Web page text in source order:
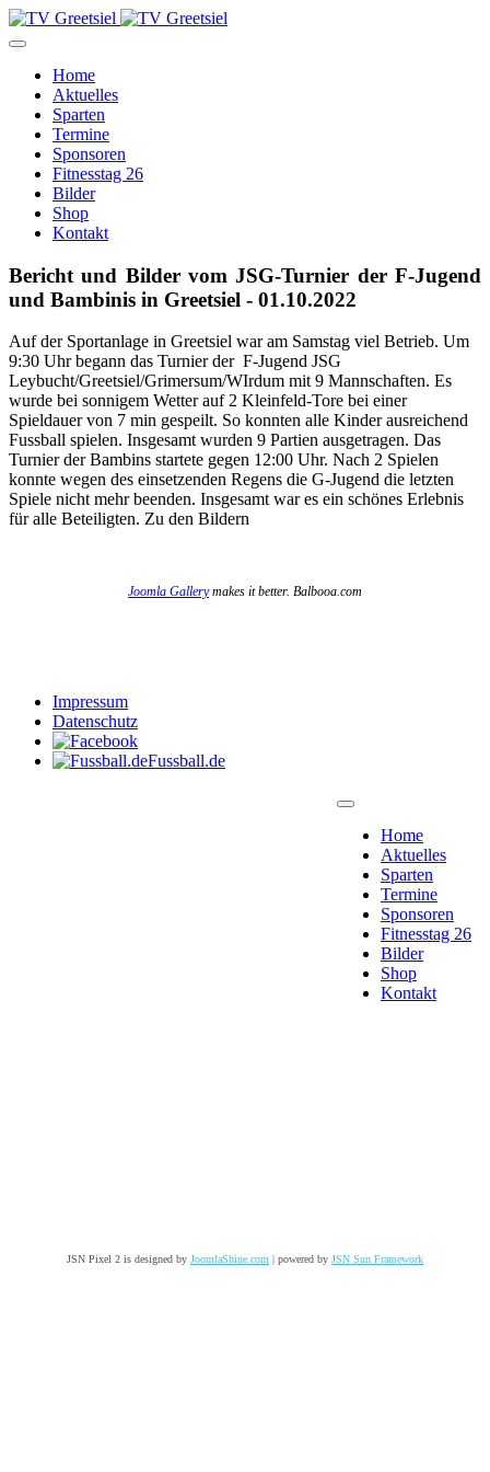
Home
Aktuelles
Sparten
Termine
Sponsoren
Fitnesstag 26
Bilder
Shop
Kontakt
Bericht und Bilder vom JSG-Turnier der F-Jugend
und Bambinis in Greetsiel - 01.10.2022
Auf der Sportanlage in Greetsiel war am Samstag viel Betrieb. Um
9:30 Uhr begann das Turnier der F-Jugend JSG
Leybucht/Greetsiel/Grimersum/WIrdum mit 9 Mannschaften. Es
wurde bei sonnigem Wetter auf 2 Kleinfeld-Tore bei einer
Spieldauer von 7 min gespeilt. So konnten alle Kinder ausreichend
Fussball spielen. Insgesamt wurden 9 Partien ausgetragen. Das
Turnier der Bambins startete gegen 12:00 Uhr. Nach 2 Spielen
konnte wegen des einsetzenden Regens die G-Jugend die letzten
Spiele nicht mehr beenden. Insgesamt war es ein schönes Erlebnis
für alle Beteiligten. Zu den Bildern
Joomla Gallerymakes it better. Balbooa.com
Impressum
Datenschutz
Fussball.de
Home
Aktuelles
Sparten
Termine
Sponsoren
Fitnesstag 26
Bilder
Shop
Kontakt
JSN Pixel 2 is designed by JoomlaShine.com | powered by JSN Sun Framework